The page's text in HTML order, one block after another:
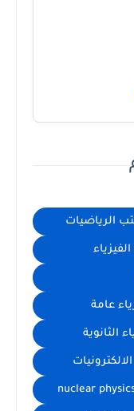
الرياضيات
عامة
الثانوية